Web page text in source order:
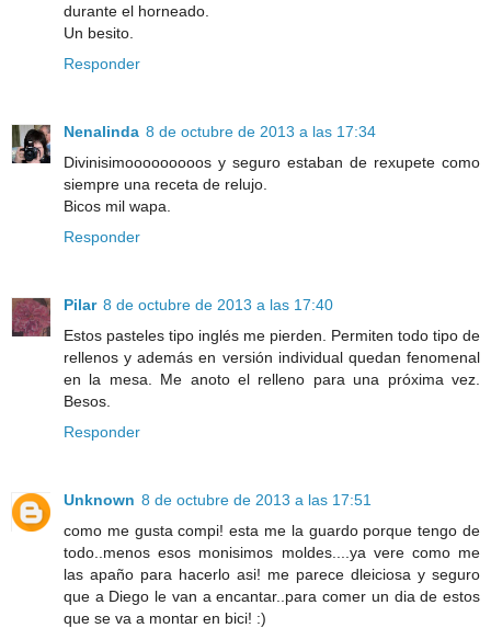
durante el horneado.
Un besito.
Responder
Nenalinda 8 de octubre de 2013 a las 17:34
Divinisimooooooooos y seguro estaban de rexupete como
siempre una receta de relujo.
Bicos mil wapa.
Responder
Pilar 8 de octubre de 2013 a las 17:40
Estos pasteles tipo inglés me pierden. Permiten todo tipo de
rellenos y además en versión individual quedan fenomenal
en la mesa. Me anoto el relleno para una próxima vez.
Besos.
Responder
Unknown 8 de octubre de 2013 a las 17:51
como me gusta compi! esta me la guardo porque tengo de
todo..menos esos monisimos moldes....ya vere como me
las apaño para hacerlo asi! me parece dleiciosa y seguro
que a Diego le van a encantar..para comer un dia de estos
que se va a montar en bici! :)